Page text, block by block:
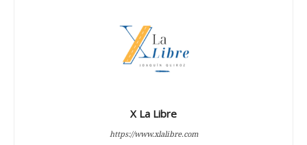
X La Libre
https://www.xlalibre.com